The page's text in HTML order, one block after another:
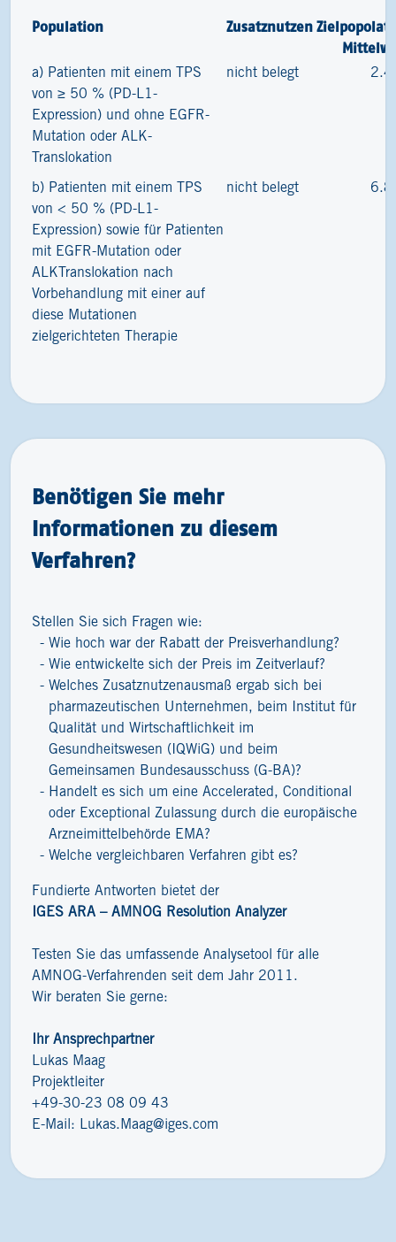
Population Zusatznutzen
a) Patienten mit einem TPS
von ≥ 50 % (PD-L1-
Expression) und ohne EGFR-
Mutation oder ALK-
Translokation
nicht belegt
b) Patienten mit einem TPS
von < 50 % (PD-L1-
Expression) sowie für Patienten
mit EGFR-Mutation oder
ALKTranslokation nach
Vorbehandlung mit einer auf
diese Mutationen
zielgerichteten Therapie
nicht belegt
Benötigen Sie mehr
Informationen zu diesem
Verfahren?
Stellen Sie sich Fragen wie:
Wie hoch war der Rabatt der Preisverhandlung?
Wie entwickelte sich der Preis im Zeitverlauf?
Welches Zusatznutzenausmaß ergab sich bei
pharmazeutischen Unternehmen, beim Institut für
Qualität und Wirtschaftlichkeit im
Gesundheitswesen (IQWiG) und beim
Gemeinsamen Bundesausschuss (G-BA)?
Handelt es sich um eine Accelerated, Conditional
oder Exceptional Zulassung durch die europäische
Arzneimittelbehörde EMA?
Welche vergleichbaren Verfahren gibt es?
Fundierte Antworten bietet der
IGES ARA – AMNOG Resolution Analyzer
Testen Sie das umfassende Analysetool für alle
AMNOG-Verfahrenden seit dem Jahr 2011.
Wir beraten Sie gerne:
Ihr Ansprechpartner
Lukas Maag
Projektleiter
+49-30-23 08 09 43
E-Mail: Lukas.Maag@iges.com